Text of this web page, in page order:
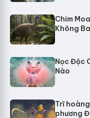
Chim
Không
Nọc Độc
Nào
Trĩ
phương